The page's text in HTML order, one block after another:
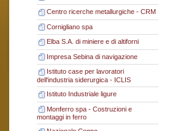
Centro ricerche metallurgiche - CRM
Cornigliano spa
Elba S.A. di miniere e di altiforni
Impresa Sebina di navigazione
Istituto case per lavoratori
dell'industria siderurgica - ICLIS
Istituto Industriale ligure
Monferro spa - Costruzioni e
montaggi in ferro